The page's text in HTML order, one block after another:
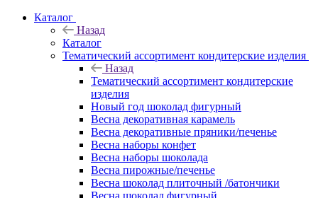
Каталог
Назад
Каталог
Тематический ассортимент кондитерские изделия
Назад
Тематический ассортимент кондитерские
изделия
Новый год шоколад фигурный
Весна декоративная карамель
Весна декоративные пряники/печенье
Весна наборы конфет
Весна наборы шоколада
Весна пирожные/печенье
Весна шоколад плиточный /батончики
Весна шоколад фигурный